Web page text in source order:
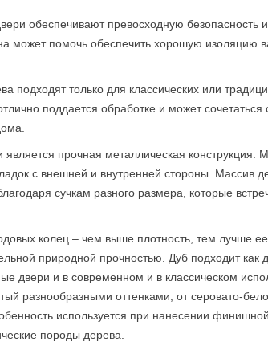
обеспечивают превосходную безопасность
может помочь обеспечить хорошую изоляцию
подходят только для классических или
поддается обработке и может
прочная металлическая конструкция.
с внешней и внутренней стороны. Массив
сучкам разного размера, которые
колец – чем выше плотность, тем лучше
природной прочностью. Дуб подходит как
двери и в современном и в классическом
разнообразными оттенками, от серовато-
используется при нанесении
породы дерева.